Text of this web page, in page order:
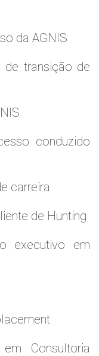
da AGNIS
transição de
conduzido
carreira
de Hunting
executivo em
Consultoria